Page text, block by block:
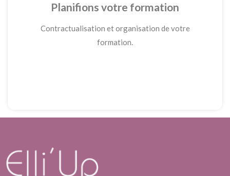
Planifions votre formation
Contractualisation et organisation de votre
formation.